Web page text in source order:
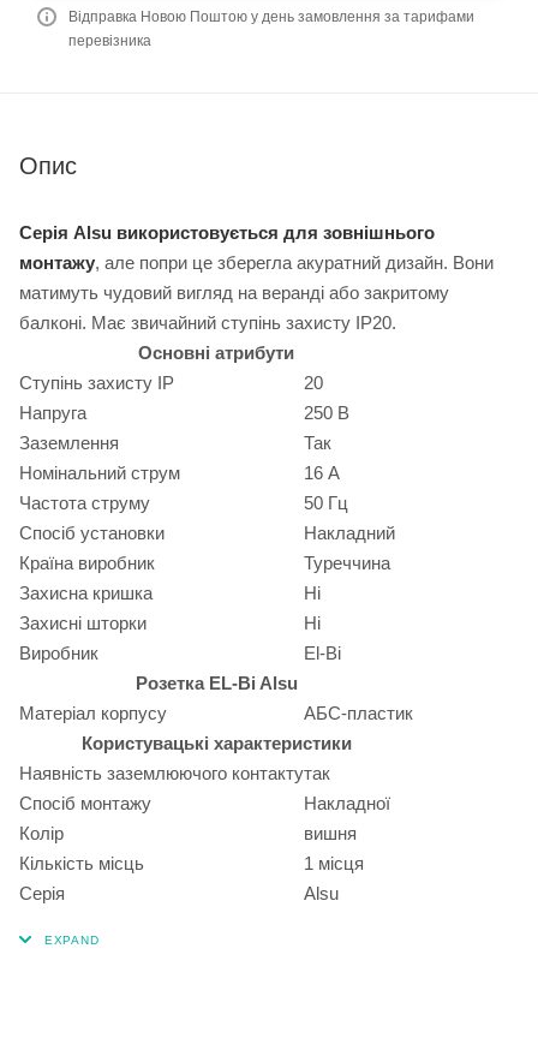
Відправка Новою Поштою у день замовлення за тарифами
перевізника
Опис
Серія Alsu використовується для зовнішнього
монтажу, але попри це зберегла акуратний дизайн. Вони
матимуть чудовий вигляд на веранді або закритому
балконі. Має звичайний ступінь захисту ІР20.
Основні атрибути
Ступінь захисту IP
20
Напруга
250 В
Заземлення
Так
Номінальний струм
16 А
Частота струму
50 Гц
Спосіб установки
Накладний
Країна виробник
Туреччина
Захисна кришка
Ні
Захисні шторки
Ні
Виробник
El-Bi
Розетка EL-Bi Alsu
Матеріал корпусу
АБС-пластик
Користувацькі характеристики
Наявність заземлюючого контактутак
Спосіб монтажу
Накладної
Колір
вишня
Кількість місць
1 місця
Серія
Alsu